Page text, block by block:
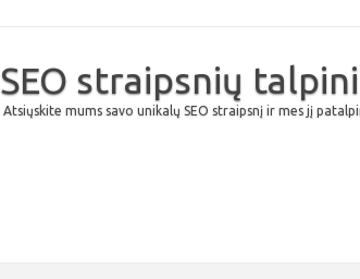
SEO straipsnių
Atsiųskite mums savo unikalų SEO straipsnį ir mes jį